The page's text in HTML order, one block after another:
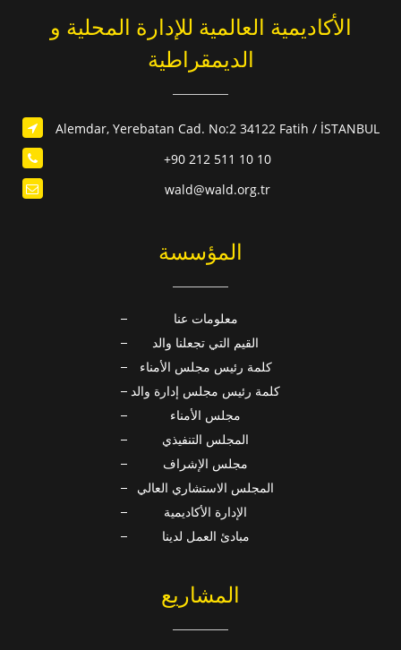
الأكاديمية العالمية للإدارة المحلية و
الديمقراطية
Alemdar, Yerebatan Cad. No:2 34122 Fatih / İSTANBUL
+90 212 511 10 10
wald@wald.org.tr
المؤسسة
معلومات عنا
القيم التي تجعلنا والد
كلمة رئيس مجلس الأمناء
كلمة رئيس مجلس إدارة والد
مجلس الأمناء
المجلس التنفيذي
مجلس الإشراف
المجلس الاستشاري العالي
الإدارة الأكاديمية
مبادئ العمل لدينا
المشاريع